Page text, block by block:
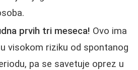
prvih tri meseca! Ovo ima
visokom riziku od spontanog
pa se savetuje oprez u